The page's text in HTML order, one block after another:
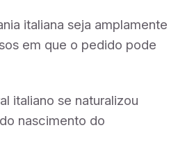
italiana seja amplamente
em que o pedido pode
italiano se naturalizou
nascimento do